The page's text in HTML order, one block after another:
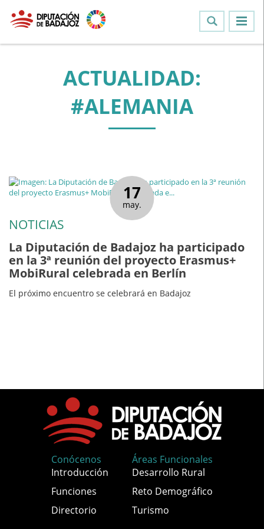
ACTUALIDAD:
#ALEMANIA
17
may.
NOTICIAS
La Diputación de Badajoz ha participado
en la 3ª reunión del proyecto Erasmus+
MobiRural celebrada en Berlín
El próximo encuentro se celebrará en Badajoz
Conócenos
Introducción
Funciones
Directorio
Áreas Funcionales
Desarrollo Rural
Reto Demográfico
Turismo